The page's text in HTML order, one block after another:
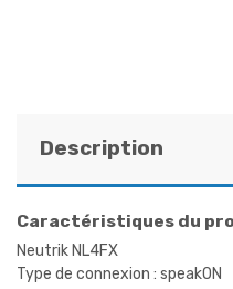
Description
Caractéristiques du
Neutrik NL4FX
Type de connexion : speakON